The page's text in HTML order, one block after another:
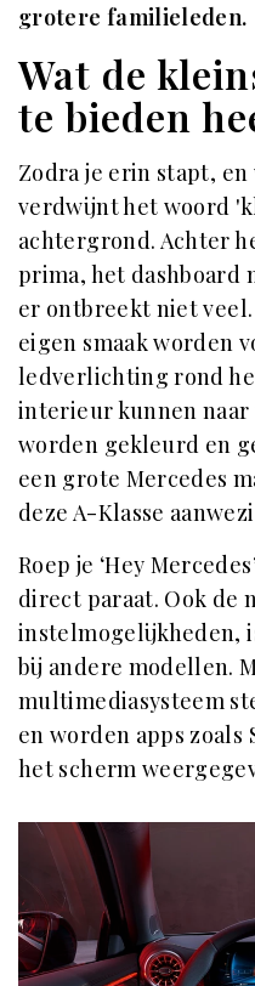
grotere familieleden.
Wat de
te bieden
Zodra je erin stapt,
verdwijnt het woord
achtergrond. Achter
prima, het dashboard
er ontbreekt niet
eigen smaak worden
ledverlichting rond
interieur kunnen naar
worden gekleurd en
een grote Mercedes
deze A-Klasse
Roep je ‘Hey
direct paraat. Ook de
instelmogelijkheden,
bij andere modellen.
multimediasysteem
en worden apps
het scherm